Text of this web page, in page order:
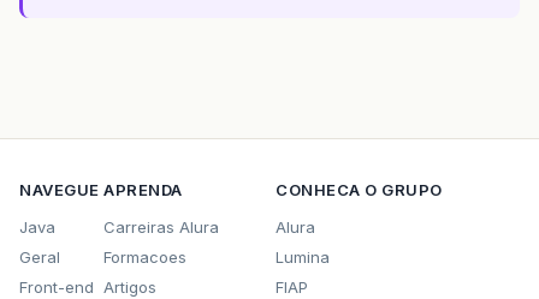
NAVEGUE
Java
Geral
Front-end
APRENDA
Carreiras Alura
Formacoes
Artigos
CONHECA O GRUPO
Alura
Lumina
FIAP